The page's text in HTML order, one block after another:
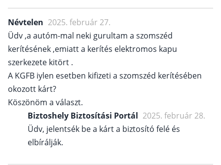
Névtelen 2025. február 27.
Üdv ,a autóm-mal neki gurultam a szomszéd
kerítésének ,emiatt a kerítés elektromos kapu
szerkezete kitört .
A KGFB iylen esetben kifizeti a szomszéd kerítésében
okozott kárt?
Köszönöm a választ.
Biztoshely Biztosítási Portál 2025. február 28.
Üdv, jelentsék be a kárt a biztosító felé és
elbírálják.